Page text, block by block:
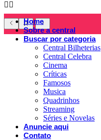
Home
Sobre a central
Buscar por categoria
Central Bilheterias
Central Celebra
Cinema
Críticas
Famosos
Musica
Quadrinhos
Streaming
Séries e Novelas
Anuncie aqui
Contato